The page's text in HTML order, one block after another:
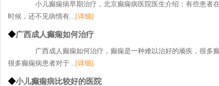
小儿癫痫病早期治疗，北京癫痫病医院医生介绍：有些患者
时候，还不见病情有... [详细]
◆广西成人癫痫如何治疗
广西成人癫痫如何治疗，癫痫是一种难以治好的顽疾，很多
很多癫痫病患者对于... [详细]
◆小儿癫痫病比较好的医院